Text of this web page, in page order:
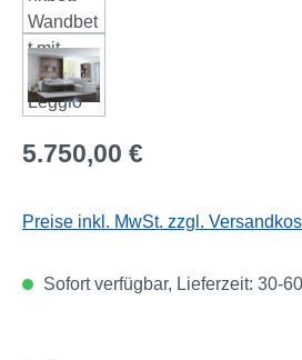
Regulärer Preis:
5.750,00 €
Preise inkl. MwSt. zzgl.
Sofort verfügbar, Lieferzeit: 30-